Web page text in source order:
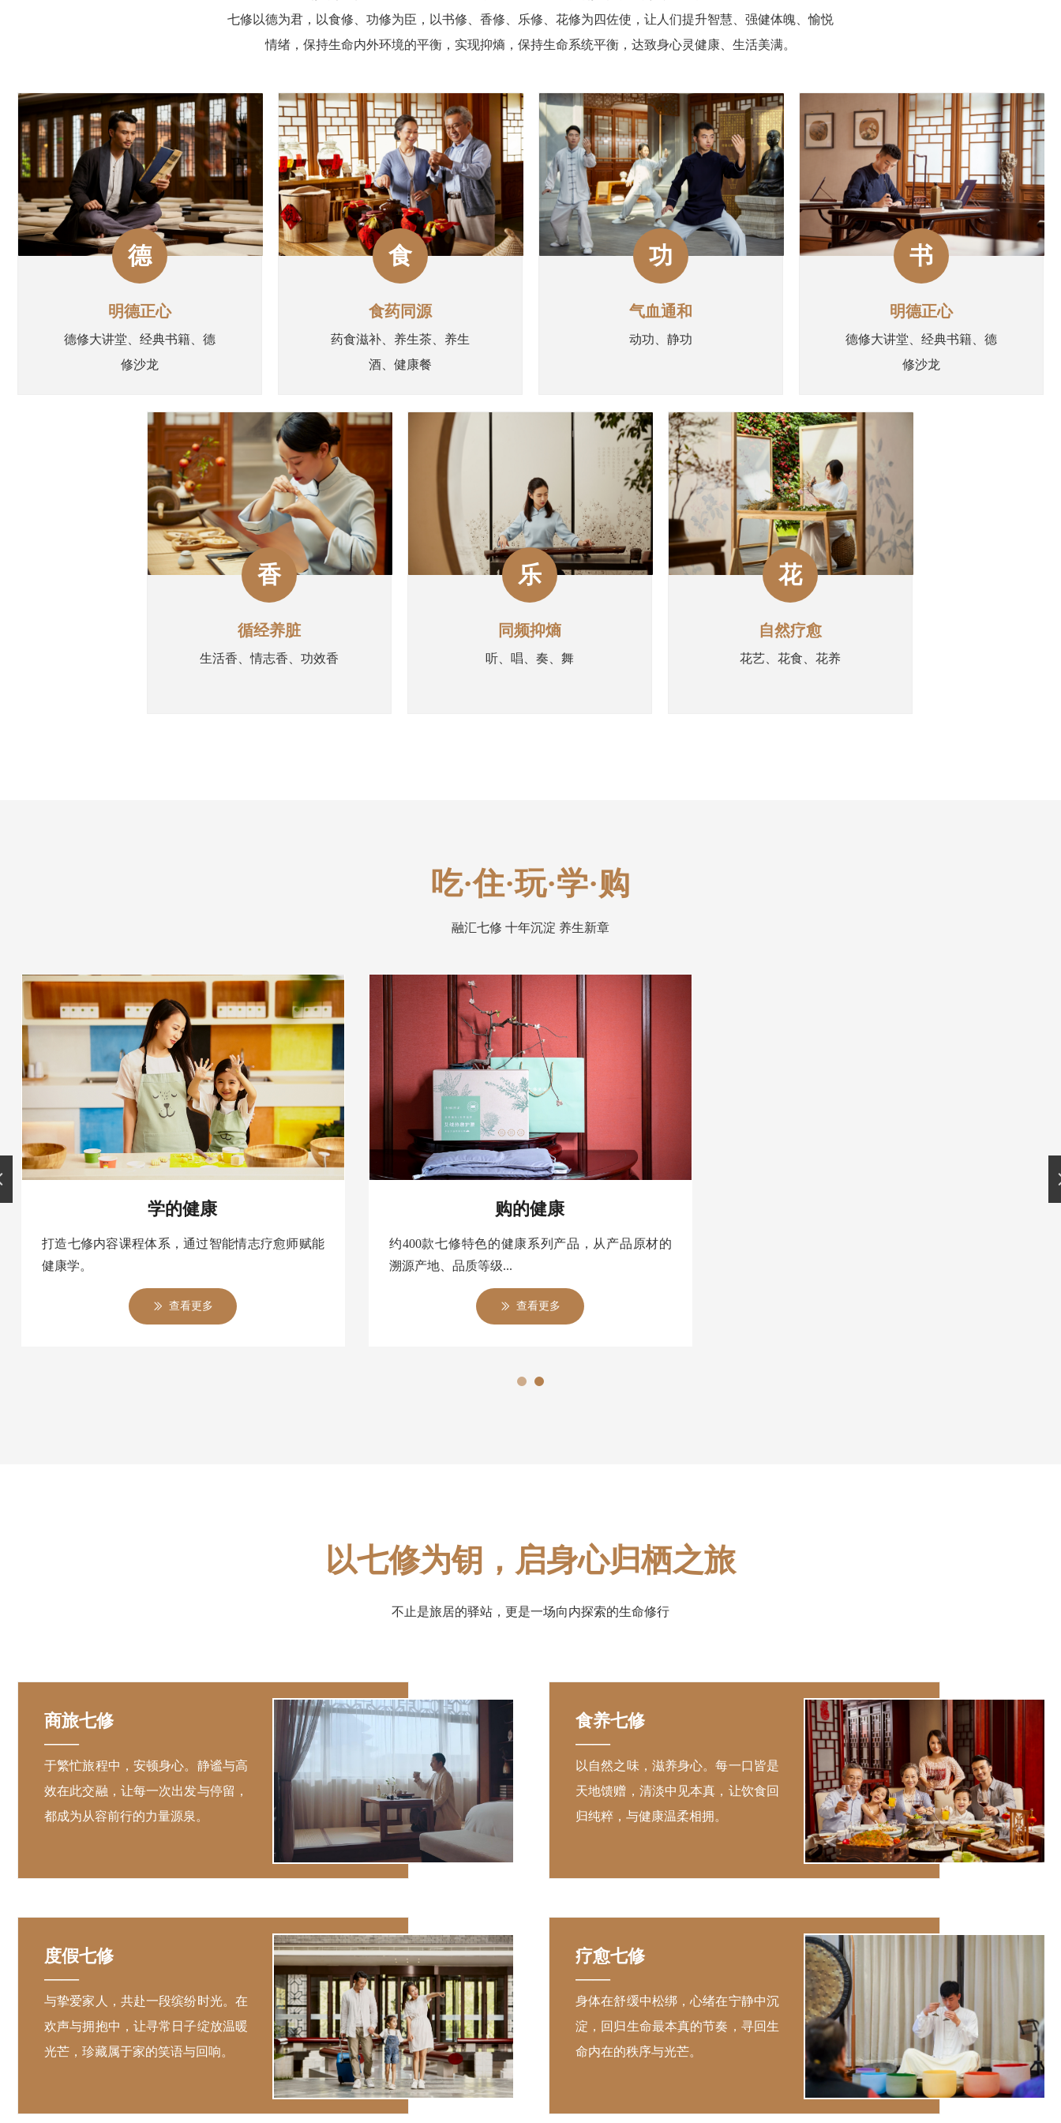
吃·住·玩·学·购
融汇七修 十年沉淀 养生新章
学的健康
打造七修内容课程体系，通过智能情志疗愈师赋能
健康学。
ꅀ 查看更多
购的健康
约400款七修特色的健康系列产品，从产品原材的
溯源产地、品质等级...
ꅀ 查看更多
七修以德为君，以食修、功修为臣，以书修、香修、乐修、花修为四佐使，让人们提升智慧、强健体魄、愉悦
情绪，保持生命内外环境的平衡，实现抑熵，保持生命系统平衡，达致身心灵健康、生活美满。
德
明德正心
德修大讲堂、经典书籍、德
修沙龙
食
食药同源
药食滋补、养生茶、养生
酒、健康餐
功
气血通和
动功、静功
书
明德正心
德修大讲堂、经典书籍、德
修沙龙
香
循经养脏
生活香、情志香、功效香
乐
同频抑熵
听、唱、奏、舞
花
自然疗愈
花艺、花食、花养
以七修为钥，启身心归栖之旅
不止是旅居的驿站，更是一场向内探索的生命修行
商旅七修
——
于繁忙旅程中，安顿身心。静谧与高
效在此交融，让每一次出发与停留，
都成为从容前行的力量源泉。
食养七修
——
以自然之味，滋养身心。每一口皆是
天地馈赠，清淡中见本真，让饮食回
归纯粹，与健康温柔相拥。
度假七修
——
与挚爱家人，共赴一段缤纷时光。在
欢声与拥抱中，让寻常日子绽放温暖
光芒，珍藏属于家的笑语与回响。
疗愈七修
——
身体在舒缓中松绑，心绪在宁静中沉
淀，回归生命最本真的节奏，寻回生
命内在的秩序与光芒。